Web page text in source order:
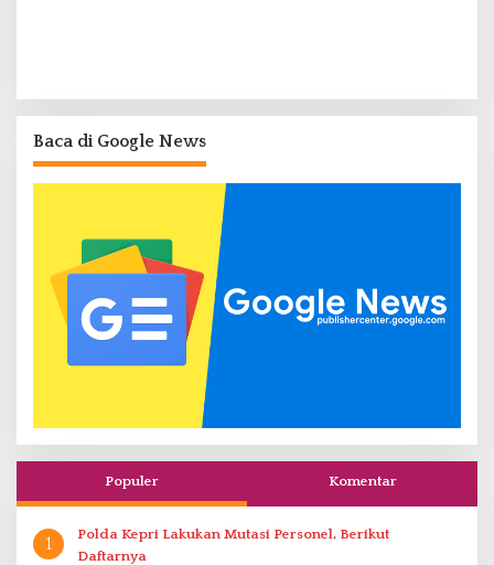
Baca di Google News
Populer Komentar
1
Polda Kepri Lakukan Mutasi Personel, Berikut
Daftarnya